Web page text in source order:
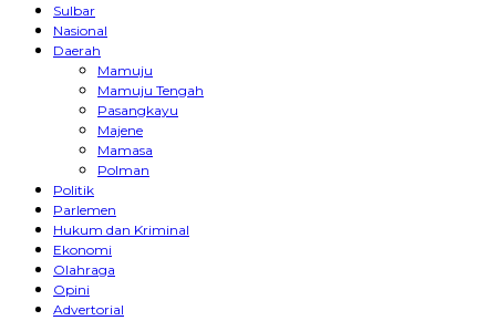
Sulbar
Nasional
Daerah
Mamuju
Mamuju Tengah
Pasangkayu
Majene
Mamasa
Polman
Politik
Parlemen
Hukum dan Kriminal
Ekonomi
Olahraga
Opini
Advertorial